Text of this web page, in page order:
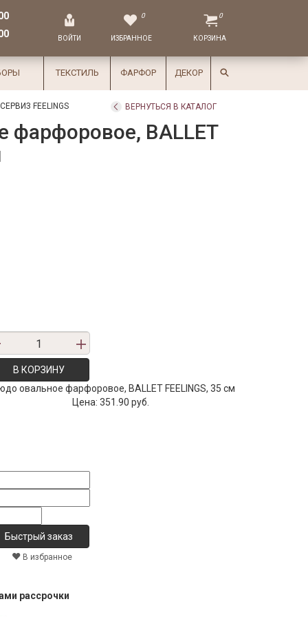
ВОЙТИ
0
ИЗБРАННОЕ
0
КОРЗИНА
ТЕКСТИЛЬ ФАРФОР ДЕКОР
FEELINGS ВЕРНУТЬСЯ В КАТАЛОГ
фарфоровое, BALLET
В КОРЗИНУ
овальное фарфоровое, BALLET FEELINGS, 35 см
Цена: 351.90 руб.
В избранное
рассрочки